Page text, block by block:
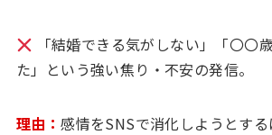
「結婚できる気がしない」「〇〇
た」という強い焦り・不安の発信。
理由：感情をSNSで消化しようとす